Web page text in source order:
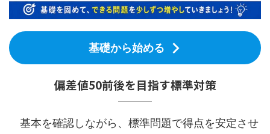
基礎から始める
偏差値50前後を目指す標準対策
基本を確認しながら、標準問題で得点を安定させ